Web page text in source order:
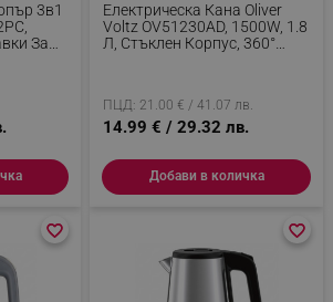
3в1
За
Електрическа Кана Oliver
Voltz OV51230AD, 1500W, 1.8
Л, Стъклен Корпус, 360°
ПЦД: 21.00 € / 41.07 лв.
14.99 € / 29.32 лв.
Добави в количка
favorite_border
favorite_border favorite_border
favorite_border
.alleop.bg